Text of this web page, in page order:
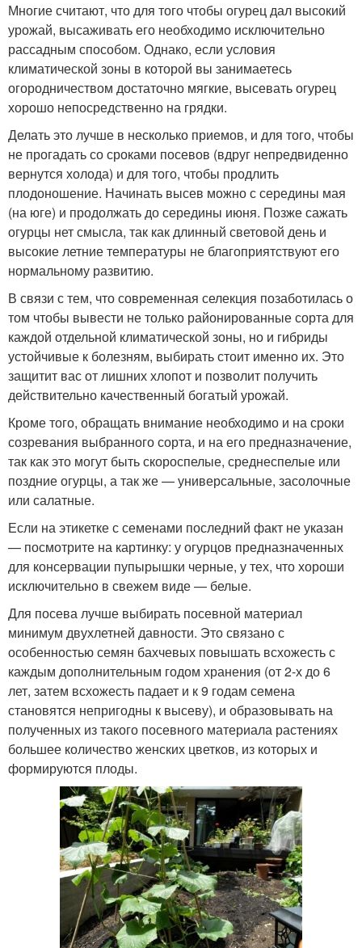
Многие считают, что для того чтобы огурец дал высокий
урожай, высаживать его необходимо исключительно
рассадным способом. Однако, если условия
климатической зоны в которой вы занимаетесь
огородничеством достаточно мягкие, высевать огурец
хорошо непосредственно на грядки.
Делать это лучше в несколько приемов, и для того, чтобы
не прогадать со сроками посевов (вдруг непредвиденно
вернутся холода) и для того, чтобы продлить
плодоношение. Начинать высев можно с середины мая
(на юге) и продолжать до середины июня. Позже сажать
огурцы нет смысла, так как длинный световой день и
высокие летние температуры не благоприятствуют его
нормальному развитию.
В связи с тем, что современная селекция позаботилась о
том чтобы вывести не только районированные сорта для
каждой отдельной климатической зоны, но и гибриды
устойчивые к болезням, выбирать стоит именно их. Это
защитит вас от лишних хлопот и позволит получить
действительно качественный богатый урожай.
Кроме того, обращать внимание необходимо и на сроки
созревания выбранного сорта, и на его предназначение,
так как это могут быть скороспелые, среднеспелые или
поздние огурцы, а так же — универсальные, засолочные
или салатные.
Если на этикетке с семенами последний факт не указан
— посмотрите на картинку: у огурцов предназначенных
для консервации пупырышки черные, у тех, что хороши
исключительно в свежем виде — белые.
Для посева лучше выбирать посевной материал
минимум двухлетней давности. Это связано с
особенностью семян бахчевых повышать всхожесть с
каждым дополнительным годом хранения (от 2-х до 6
лет, затем всхожесть падает и к 9 годам семена
становятся непригодны к высеву), и образовывать на
полученных из такого посевного материала растениях
большее количество женских цветков, из которых и
формируются плоды.